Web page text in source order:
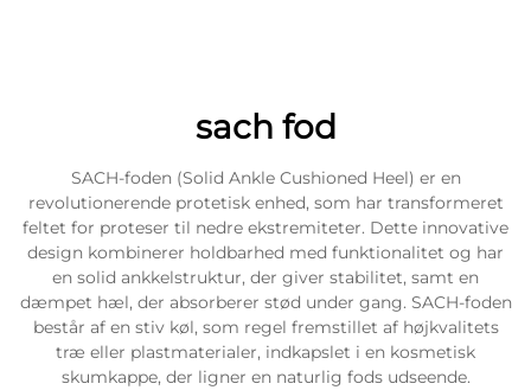
sach fod
SACH-foden (Solid Ankle Cushioned Heel) er en
revolutionerende protetisk enhed, som har transformeret
feltet for proteser til nedre ekstremiteter. Dette innovative
design kombinerer holdbarhed med funktionalitet og har
en solid ankkelstruktur, der giver stabilitet, samt en
dæmpet hæl, der absorberer stød under gang. SACH-foden
består af en stiv køl, som regel fremstillet af højkvalitets
træ eller plastmaterialer, indkapslet i en kosmetisk
skumkappe, der ligner en naturlig fods udseende.